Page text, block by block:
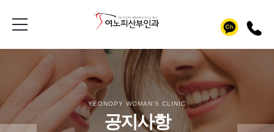
YEONOPY WOMAN'S CLINIC
공지사항